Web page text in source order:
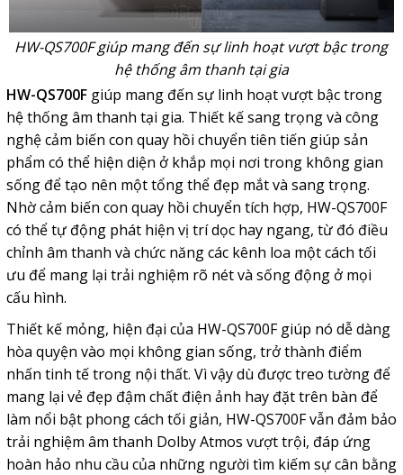
HW-QS700F giúp mang đến sự linh hoạt vượt bậc trong
hệ thống âm thanh tại gia
HW-QS700Fgiúp mang đến sự linh hoạt vượt bậc trong
hệ thống âm thanh tại gia. Thiết kế sang trọng và công
nghệ cảm biến con quay hồi chuyển tiên tiến giúp sản
phẩm có thể hiện diện ở khắp mọi nơi trong không gian
sống để tạo nên một tổng thể đẹp mắt và sang trọng.
Nhờ cảm biến con quay hồi chuyển tích hợp, HW-QS700F
có thể tự động phát hiện vị trí dọc hay ngang, từ đó điều
chỉnh âm thanh và chức năng các kênh loa một cách tối
ưu để mang lại trải nghiệm rõ nét và sống động ở mọi
cấu hình.
Thiết kế mỏng, hiện đại của HW-QS700F giúp nó dễ dàng
hòa quyện vào mọi không gian sống, trở thành điểm
nhấn tinh tế trong nội thất. Vì vậy dù được treo tường để
mang lại vẻ đẹp đậm chất điện ảnh hay đặt trên bàn để
làm nổi bật phong cách tối giản, HW-QS700F vẫn đảm bảo
trải nghiệm âm thanh Dolby Atmos vượt trội, đáp ứng
hoàn hảo nhu cầu của những người tìm kiếm sự cân bằng